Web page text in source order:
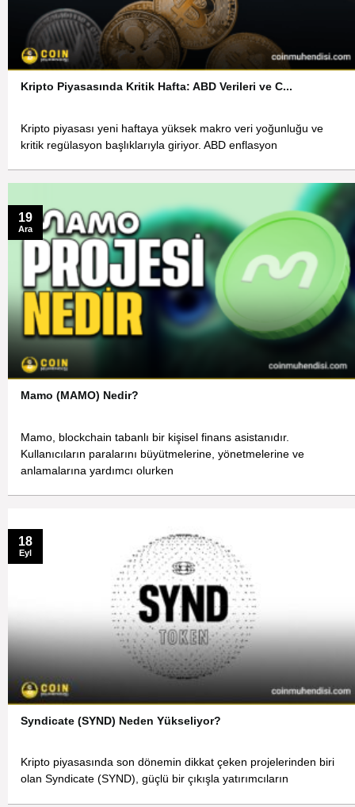
Kripto Piyasasında Kritik Hafta: ABD Verileri ve C...
Kripto piyasası yeni haftaya yüksek makro veri yoğunluğu ve
kritik regülasyon başlıklarıyla giriyor. ABD enflasyon
Mamo (MAMO) Nedir?
Mamo, blockchain tabanlı bir kişisel finans asistanıdır.
Kullanıcıların paralarını büyütmelerine, yönetmelerine ve
anlamalarına yardımcı olurken
19
Ara
Syndicate (SYND) Neden Yükseliyor?
Kripto piyasasında son dönemin dikkat çeken projelerinden biri
olan Syndicate (SYND), güçlü bir çıkışla yatırımcıların
18
Eyl